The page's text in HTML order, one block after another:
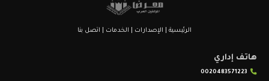
الرئيسية الإصدارات الخدمات اتصل بنا
هاتف إداري
0020483571223